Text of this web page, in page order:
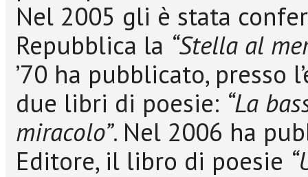
Nel 2005 gli è stata
Repubblica la “Stella al
’70 ha pubblicato, presso
due libri di poesie: “La
miracolo”. Nel 2006 ha
Editore, il libro di poesie